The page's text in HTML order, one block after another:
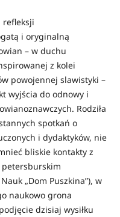
refleksji
i oryginalną
– w duchu
z kolei
powojennej slawistyki –
wyjścia do odnowy i
Rodziła
spotkań o
i dydaktyków, nie
bliskie kontakty z
„Dom Puszkina”), w
naukowo grona
dzisiaj wysiłku